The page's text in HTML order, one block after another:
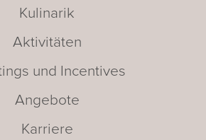
Kulinarik
Aktivitäten
und Incentives
Angebote
Karriere